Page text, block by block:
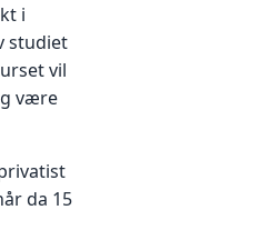
i
studiet
vil
være
da 15